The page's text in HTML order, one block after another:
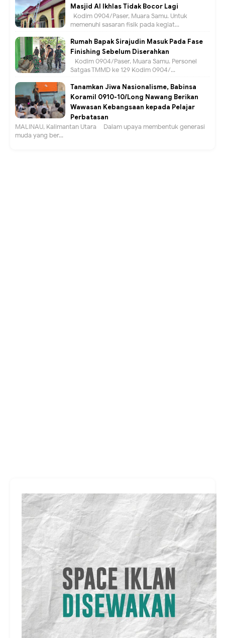
Masjid Al Ikhlas Tidak Bocor Lagi
Kodim 0904/Paser, Muara Samu. Untuk
memenuhi sasaran fisik pada kegiat...
Rumah Bapak Sirajudin Masuk Pada Fase
Finishing Sebelum Diserahkan
Kodim 0904/Paser, Muara Samu. Personel
Satgas TMMD ke 129 Kodim 0904/...
Tanamkan Jiwa Nasionalisme, Babinsa
Koramil 0910-10/Long Nawang Berikan
Wawasan Kebangsaan kepada Pelajar
Perbatasan
MALINAU, Kalimantan Utara – Dalam upaya membentuk generasi
muda yang ber...